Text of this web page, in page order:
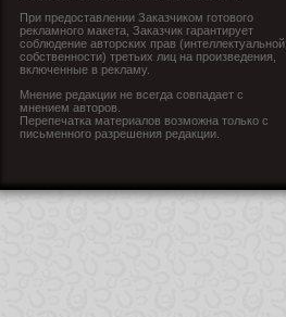
При предоставлении Заказчиком готового
рекламного макета, Заказчик гарантирует
соблюдение авторских прав (интеллектуальной
собственности) третьих лиц на произведения,
включенные в рекламу.
Мнение редакции не всегда совпадает с
мнением авторов.
Перепечатка материалов возможна только с
письменного разрешения редакции.